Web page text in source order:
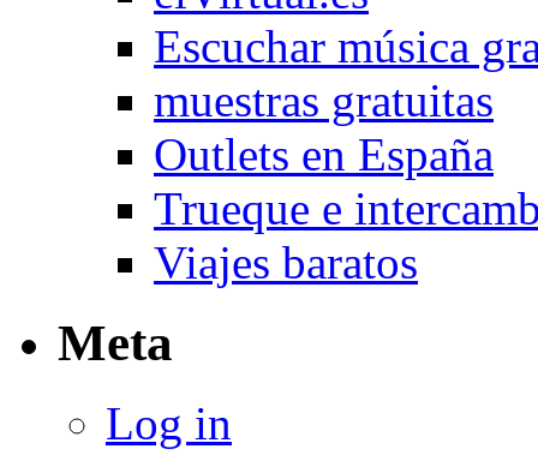
Escuchar música
muestras gratuitas
Outlets en España
Trueque e
Viajes baratos
Meta
Log in